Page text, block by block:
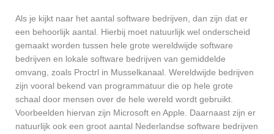
Als je kijkt naar het aantal software bedrijven, dan zijn dat er
een behoorlijk aantal. Hierbij moet natuurlijk wel onderscheid
gemaakt worden tussen hele grote wereldwijde software
bedrijven en lokale software bedrijven van gemiddelde
omvang, zoals Proctrl in Musselkanaal. Wereldwijde bedrijven
zijn vooral bekend van programmatuur die op hele grote
schaal door mensen over de hele wereld wordt gebruikt.
Voorbeelden hiervan zijn Microsoft en Apple. Daarnaast zijn er
natuurlijk ook een groot aantal Nederlandse software bedrijven